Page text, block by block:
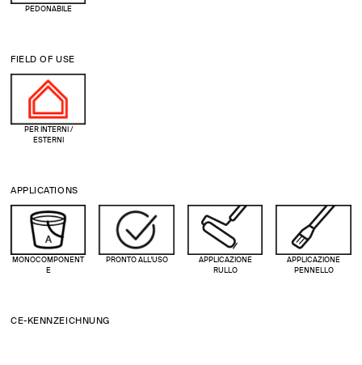
PEDONABILE
FIELD OF USE
PER INTERNI /
ESTERNI
APPLICATIONS
MONOCOMPONENT
E
PRONTO ALL'USO
APPLICAZIONE
RULLO
APPLICAZIONE
PENNELLO
CE-KENNZEICHNUNG